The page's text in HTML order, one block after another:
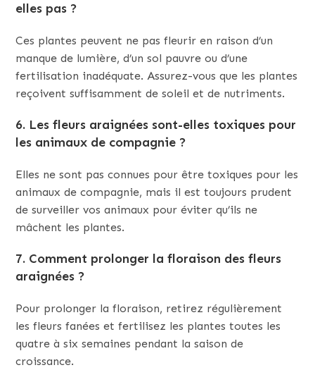
elles pas ?
Ces plantes peuvent ne pas fleurir en raison d’un
manque de lumière, d’un sol pauvre ou d’une
fertilisation inadéquate. Assurez-vous que les plantes
reçoivent suffisamment de soleil et de nutriments.
6. Les fleurs araignées sont-elles toxiques pour
les animaux de compagnie ?
Elles ne sont pas connues pour être toxiques pour les
animaux de compagnie, mais il est toujours prudent
de surveiller vos animaux pour éviter qu’ils ne
mâchent les plantes.
7. Comment prolonger la floraison des fleurs
araignées ?
Pour prolonger la floraison, retirez régulièrement
les fleurs fanées et fertilisez les plantes toutes les
quatre à six semaines pendant la saison de
croissance.